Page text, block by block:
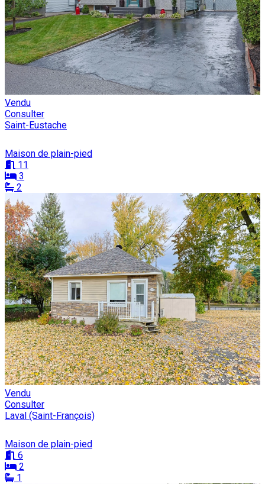
Vendu
Consulter
Saint-Eustache
Maison de plain-pied
11
3
2
Vendu
Consulter
Laval (Saint-François)
Maison de plain-pied
6
2
1